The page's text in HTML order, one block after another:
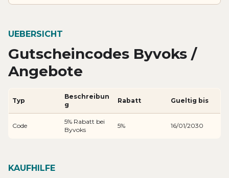
UEBERSICHT
Gutscheincodes Byvoks /
Angebote
Typ
Beschreibun
g
Rabatt Gueltig bis
Code
5% Rabatt bei
Byvoks
5% 16/01/2030
KAUFHILFE